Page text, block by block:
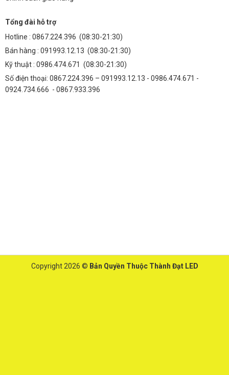
Tổng đài hỗ trợ
Hotline : 0867.224.396 (08:30-21:30)
Bán hàng : 091993.12.13 (08:30-21:30)
Kỹ thuật : 0986.474.671 (08:30-21:30)
Số điện thoại: 0867.224.396 – 091993.12.13 - 0986.474.671 -
0924.734.666 - 0867.933.396
Copyright 2026 © Bản Quyền Thuộc Thành Đạt LED